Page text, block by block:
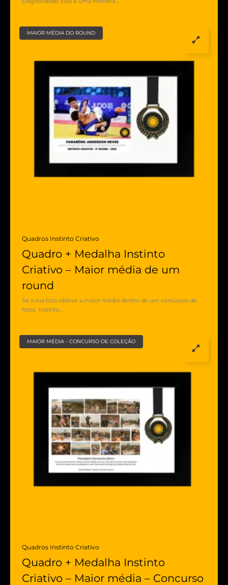
MAIOR MÉDIA DO ROUND
Quadros Instinto Criativo
Quadro + Medalha Instinto
Criativo – Maior média de um
round
Se a sua foto obteve a maior média dentro de um concursos de
fotos Instinto…
MAIOR MÉDIA - CONCURSO DE COLEÇÃO
Quadros Instinto Criativo
Quadro + Medalha Instinto
Criativo – Maior média – Concurso